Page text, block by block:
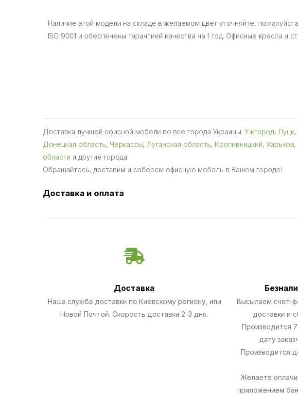
Наличие этой модели на складе в желаемом цвет уточняйте,
ISO 9001 и обеспечены гарантией качества на 1 год. Офисные кресла и
Доставка лучшей офисной мебели во все города Украины: Ужгород, Луцк,
Донецкая область, Черкассы, Луганская область, Кропивницкий, Харьков,
области и другие города.
Обращайтесь, доставим и соберем офисную мебель в Вашем городе!
Доставка и оплата
Доставка
Наша служба доставки по Киевскому региону, или
Новой Почтой. Скорость доставки 2-3 дня.
Высылаем счет-
доставки и
Производится
дату
Производится
Желаете
приложением